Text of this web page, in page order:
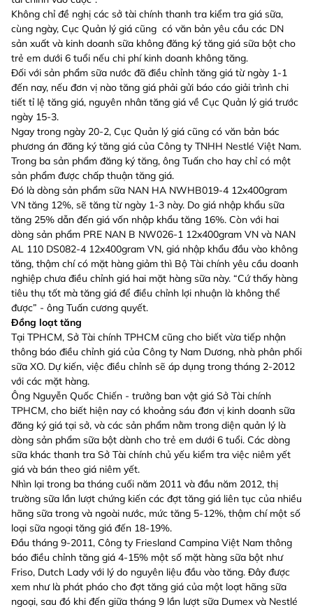
Không chỉ đề nghị các sở tài chính thanh tra kiểm tra giá sữa,
cùng ngày, Cục Quản lý giá cũng có văn bản yêu cầu các DN
sản xuất và kinh doanh sữa không đăng ký tăng giá sữa bột cho
trẻ em dưới 6 tuổi nếu chi phí kinh doanh không tăng.
Đối với sản phẩm sữa nước đã điều chỉnh tăng giá từ ngày 1-1
đến nay, nếu đơn vị nào tăng giá phải gửi báo cáo giải trình chi
tiết tỉ lệ tăng giá, nguyên nhân tăng giá về Cục Quản lý giá trước
ngày 15-3.
Ngay trong ngày 20-2, Cục Quản lý giá cũng có văn bản bác
phương án đăng ký tăng giá của Công ty TNHH Nestlé Việt Nam.
Trong ba sản phẩm đăng ký tăng, ông Tuấn cho hay chỉ có một
sản phẩm được chấp thuận tăng giá.
Đó là dòng sản phẩm sữa NAN HA NWHB019-4 12x400gram
VN tăng 12%, sẽ tăng từ ngày 1-3 này. Do giá nhập khẩu sữa
tăng 25% dẫn đến giá vốn nhập khẩu tăng 16%. Còn với hai
dòng sản phẩm PRE NAN B NW026-1 12x400gram VN và NAN
AL 110 DS082-4 12x400gram VN, giá nhập khẩu đầu vào không
tăng, thậm chí có mặt hàng giảm thì Bộ Tài chính yêu cầu doanh
nghiệp chưa điều chỉnh giá hai mặt hàng sữa này. “Cứ thấy hàng
tiêu thụ tốt mà tăng giá để điều chỉnh lợi nhuận là không thể
được” - ông Tuấn cương quyết.
Đồng loạt tăng
Tại TPHCM, Sở Tài chính TPHCM cũng cho biết vừa tiếp nhận
thông báo điều chỉnh giá của Công ty Nam Dương, nhà phân phối
sữa XO. Dự kiến, việc điều chỉnh sẽ áp dụng trong tháng 2-2012
với các mặt hàng.
Ông Nguyễn Quốc Chiến - trưởng ban vật giá Sở Tài chính
TPHCM, cho biết hiện nay có khoảng sáu đơn vị kinh doanh sữa
đăng ký giá tại sở, và các sản phẩm nằm trong diện quản lý là
dòng sản phẩm sữa bột dành cho trẻ em dưới 6 tuổi. Các dòng
sữa khác thanh tra Sở Tài chính chủ yếu kiểm tra việc niêm yết
giá và bán theo giá niêm yết.
Nhìn lại trong ba tháng cuối năm 2011 và đầu năm 2012, thị
trường sữa lần lượt chứng kiến các đợt tăng giá liên tục của nhiều
hãng sữa trong và ngoài nước, mức tăng 5-12%, thậm chí một số
loại sữa ngoại tăng giá đến 18-19%.
Đầu tháng 9-2011, Công ty Friesland Campina Việt Nam thông
báo điều chỉnh tăng giá 4-15% một số mặt hàng sữa bột như
Friso, Dutch Lady với lý do nguyên liệu đầu vào tăng. Đây được
xem như là phát pháo cho đợt tăng giá của một loạt hãng sữa
ngoại, sau đó khi đến giữa tháng 9 lần lượt sữa Dumex và Nestlé